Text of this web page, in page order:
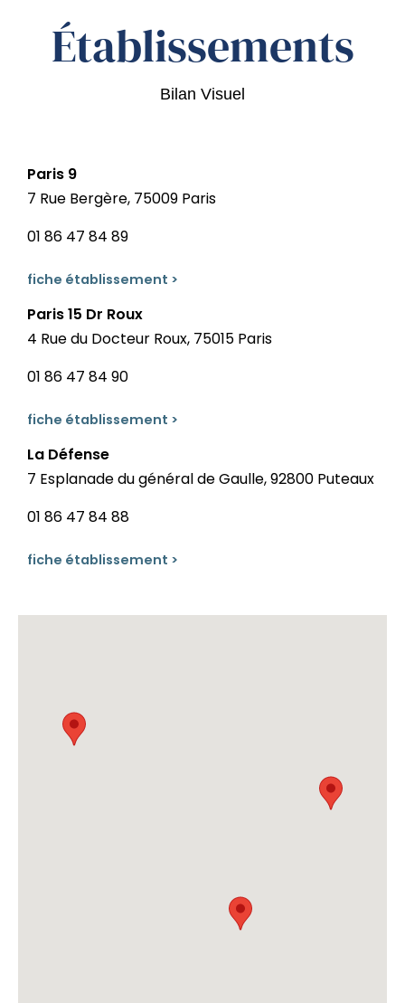
Établissements
Bilan Visuel
Paris 9
7 Rue Bergère, 75009 Paris
01 86 47 84 89
fiche établissement >
Paris 15 Dr Roux
4 Rue du Docteur Roux, 75015 Paris
01 86 47 84 90
fiche établissement >
La Défense
7 Esplanade du général de Gaulle, 92800 Puteaux
01 86 47 84 88
fiche établissement >